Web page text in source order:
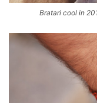
Bratari cool in